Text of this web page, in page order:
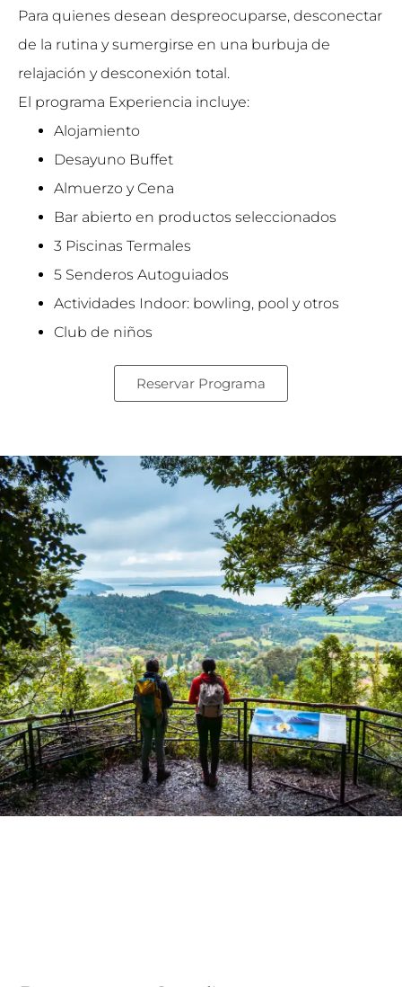
Para quienes desean despreocuparse, desconectar
de la rutina y sumergirse en una burbuja de
relajación y desconexión total.
El programa Experiencia incluye:
Alojamiento
Desayuno Buffet
Almuerzo y Cena
Bar abierto en productos seleccionados
3 Piscinas Termales
5 Senderos Autoguiados
Actividades Indoor: bowling, pool y otros
Club de niños
Reservar Programa